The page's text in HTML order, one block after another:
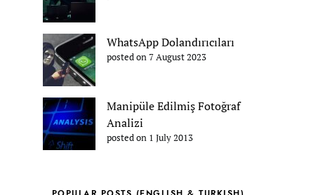
WhatsApp Dolandırıcıları
posted on 7 August 2023
Manipüle Edilmiş Fotoğraf
Analizi
posted on 1 July 2013